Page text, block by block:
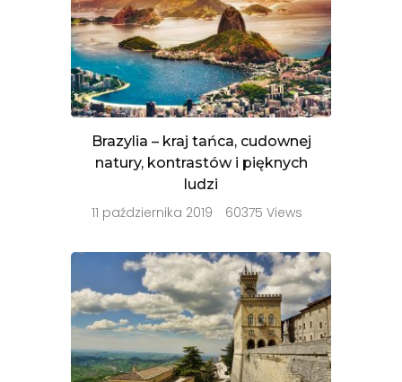
Brazylia – kraj tańca, cudownej
natury, kontrastów i pięknych
ludzi
11 października 2019 60375 Views